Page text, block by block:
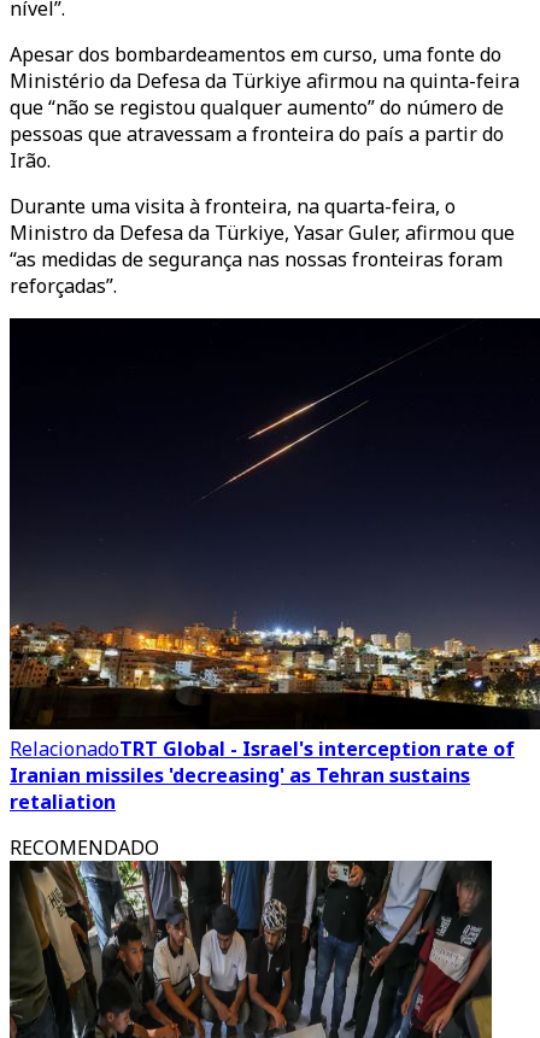
nível”.
Apesar dos bombardeamentos em curso, uma fonte do
Ministério da Defesa da Türkiye afirmou na quinta-feira
que “não se registou qualquer aumento” do número de
pessoas que atravessam a fronteira do país a partir do
Irão.
Durante uma visita à fronteira, na quarta-feira, o
Ministro da Defesa da Türkiye, Yasar Guler, afirmou que
“as medidas de segurança nas nossas fronteiras foram
reforçadas”.
RelacionadoTRT Global - Israel's interception rate of
Iranian missiles 'decreasing' as Tehran sustains
retaliation
RECOMENDADO